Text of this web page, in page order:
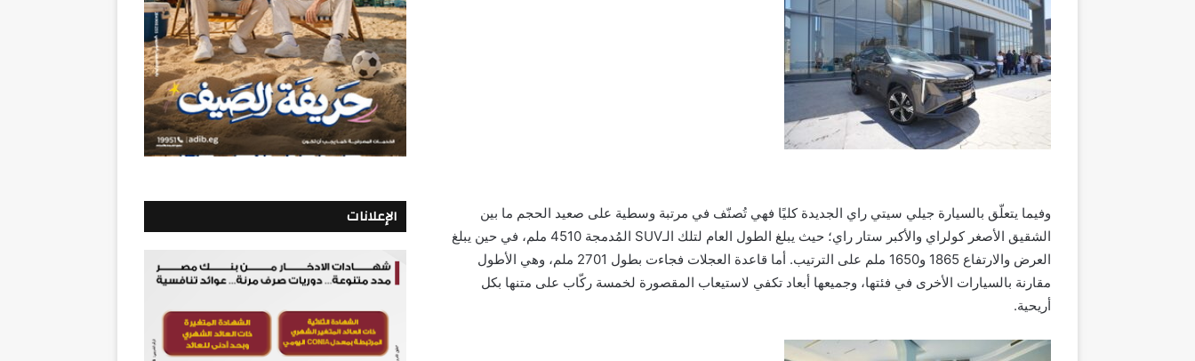
وفيما يتعلّق بالسيارة جيلي سيتي راي الجديدة كليًا فهي تُصنّف في مرتبة وسطية على صعيد الحجم ما بين
الشقيق الأصغر كولراي والأكبر ستار راي؛ حيث يبلغ الطول العام لتلك الـSUV
المُدمجة 4510 ملم، في حين يبلغ
العرض والارتفاع 1865 و1650 ملم على الترتيب. أما قاعدة العجلات فجاءت بطول 2701 ملم، وهي الأطول
مقارنة بالسيارات الأخرى في فئتها، وجميعها أبعاد تكفي لاستيعاب المقصورة لخمسة ركّاب على متنها بكل
أريحية.
الإعلانات